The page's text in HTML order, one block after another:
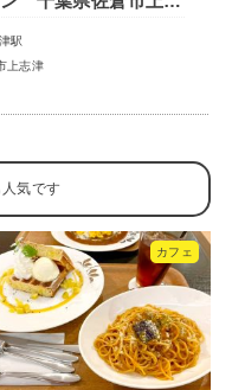
駅
上志津
カフェ